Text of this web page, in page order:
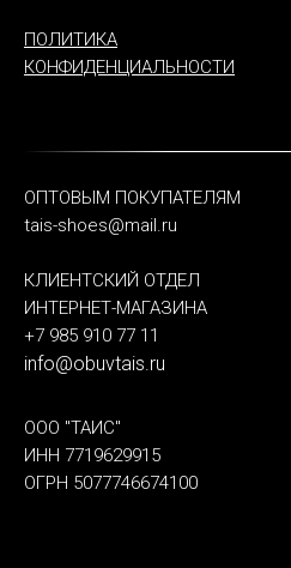
ПОЛИТИКА
КОНФИДЕНЦИАЛЬНОСТИ
ОПТОВЫМ ПОКУПАТЕЛЯМ
tais-shoes@mail.ru
КЛИЕНТСКИЙ ОТДЕЛ
ИНТЕРНЕТ-МАГАЗИНА
+7 985 910 77 11
info@obuvtais.ru
ООО "ТАИС"
ИНН 7719629915
ОГРН 5077746674100